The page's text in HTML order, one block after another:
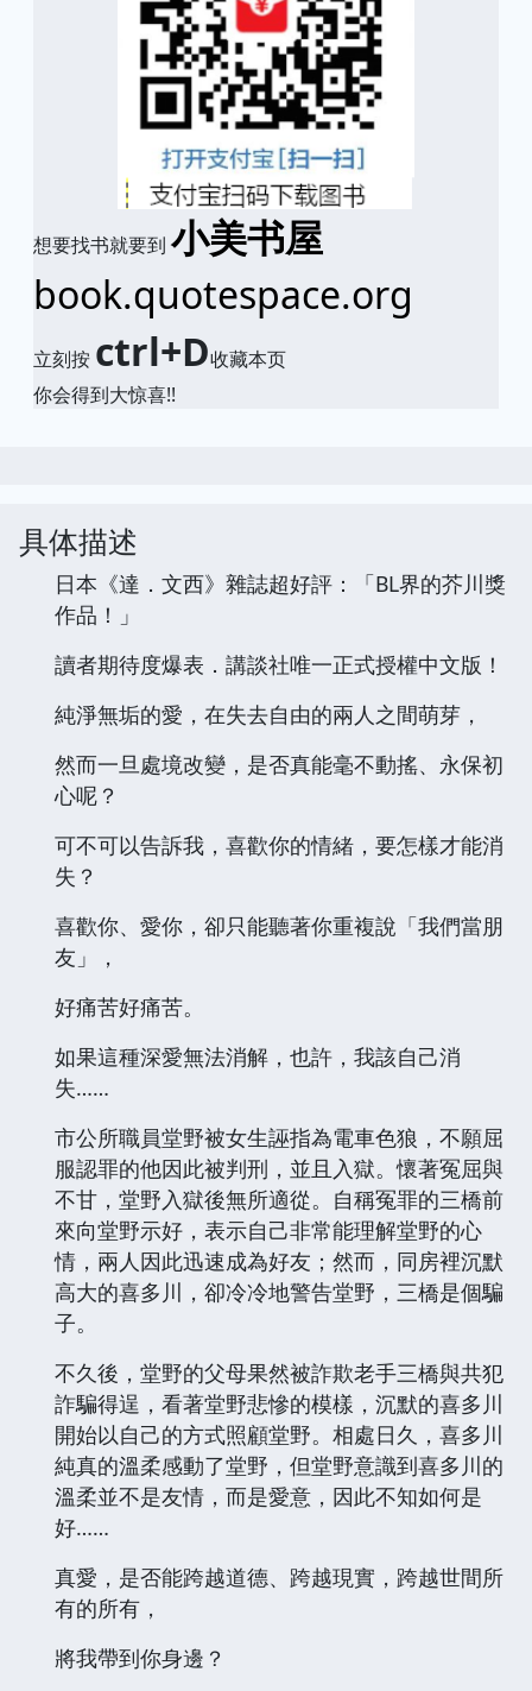
想要找书就要到 小美书屋
book.quotespace.org
立刻按 ctrl+D收藏本页
你会得到大惊喜!!
具体描述
日本《達．文西》雜誌超好評：「BL界的芥川獎
作品！」
讀者期待度爆表．講談社唯一正式授權中文版！
純淨無垢的愛，在失去自由的兩人之間萌芽，
然而一旦處境改變，是否真能毫不動搖、永保初
心呢？
可不可以告訴我，喜歡你的情緒，要怎樣才能消
失？
喜歡你、愛你，卻只能聽著你重複說「我們當朋
友」，
好痛苦好痛苦。
如果這種深愛無法消解，也許，我該自己消
失……
市公所職員堂野被女生誣指為電車色狼，不願屈
服認罪的他因此被判刑，並且入獄。懷著冤屈與
不甘，堂野入獄後無所適從。自稱冤罪的三橋前
來向堂野示好，表示自己非常能理解堂野的心
情，兩人因此迅速成為好友；然而，同房裡沉默
高大的喜多川，卻冷冷地警告堂野，三橋是個騙
子。
不久後，堂野的父母果然被詐欺老手三橋與共犯
詐騙得逞，看著堂野悲慘的模樣，沉默的喜多川
開始以自己的方式照顧堂野。相處日久，喜多川
純真的溫柔感動了堂野，但堂野意識到喜多川的
溫柔並不是友情，而是愛意，因此不知如何是
好……
真愛，是否能跨越道德、跨越現實，跨越世間所
有的所有，
將我帶到你身邊？